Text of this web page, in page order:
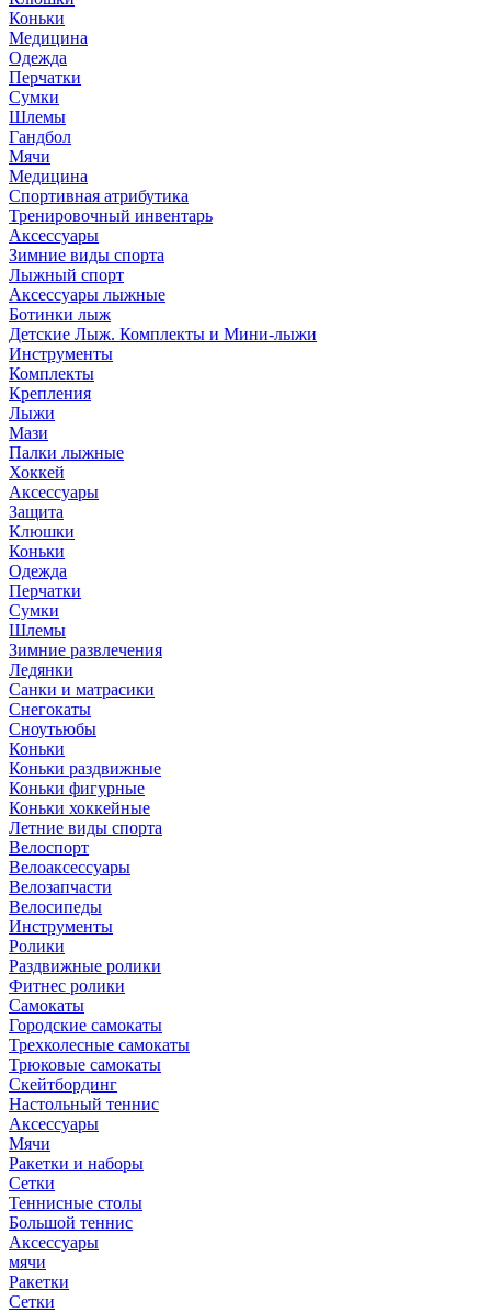
Коньки
Медицина
Одежда
Перчатки
Сумки
Шлемы
Гандбол
Мячи
Медицина
Спортивная атрибутика
Тренировочный инвентарь
Аксессуары
Зимние виды спорта
Лыжный спорт
Аксессуары лыжные
Ботинки лыж
Детские Лыж. Комплекты и Мини-лыжи
Инструменты
Комплекты
Крепления
Лыжи
Мази
Палки лыжные
Хоккей
Аксессуары
Защита
Клюшки
Коньки
Одежда
Перчатки
Сумки
Шлемы
Зимние развлечения
Ледянки
Санки и матрасики
Снегокаты
Сноутьюбы
Коньки
Коньки раздвижные
Коньки фигурные
Коньки хоккейные
Летние виды спорта
Велоспорт
Велоаксессуары
Велозапчасти
Велосипеды
Инструменты
Ролики
Раздвижные ролики
Фитнес ролики
Самокаты
Городские самокаты
Трехколесные самокаты
Трюковые самокаты
Скейтбординг
Настольный теннис
Аксессуары
Мячи
Ракетки и наборы
Сетки
Теннисные столы
Большой теннис
Аксессуары
мячи
Ракетки
Сетки